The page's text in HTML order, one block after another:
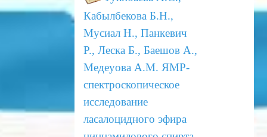
Кабылбекова Б.Н.,
Мусиал Н., Панкевич
Р., Леска Б., Баешов А.,
Медеуова А.М. ЯМР-
спектроскопическое
исследование
ласалоцидного эфира